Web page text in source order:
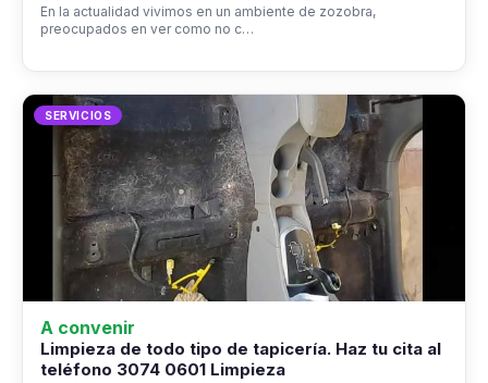
En la actualidad vivimos en un ambiente de zozobra,
preocupados en ver como no c…
SERVICIOS
A convenir
Limpieza de todo tipo de tapicería. Haz tu cita al
teléfono 3074 0601 Limpieza